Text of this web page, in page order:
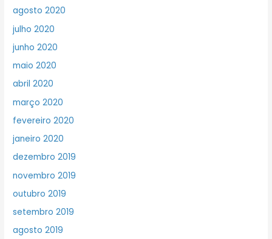
agosto 2020
julho 2020
junho 2020
maio 2020
abril 2020
março 2020
fevereiro 2020
janeiro 2020
dezembro 2019
novembro 2019
outubro 2019
setembro 2019
agosto 2019